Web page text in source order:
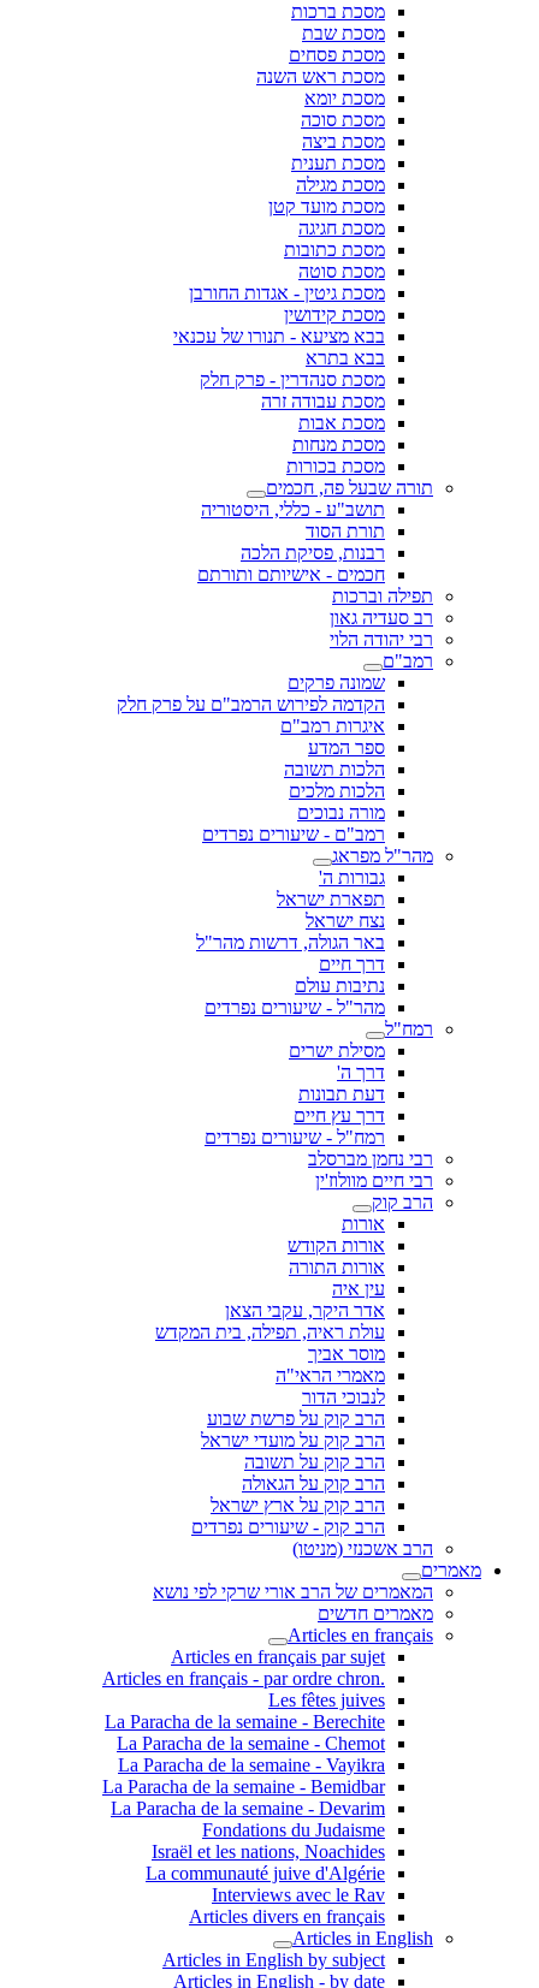
מסכת ברכות
מסכת שבת
מסכת פסחים
מסכת ראש השנה
מסכת יומא
מסכת סוכה
מסכת ביצה
מסכת תענית
מסכת מגילה
מסכת מועד קטן
מסכת חגיגה
מסכת כתובות
מסכת סוטה
מסכת גיטין - אגדות החורבן
מסכת קידושין
בבא מציעא - תנורו של עכנאי
בבא בתרא
מסכת סנהדרין - פרק חלק
מסכת עבודה זרה
מסכת אבות
מסכת מנחות
מסכת בכורות
תורה שבעל פה, חכמים
תושב"ע - כללי, היסטוריה
תורת הסוד
רבנות, פסיקת הלכה
חכמים - אישיותם ותורתם
תפילה וברכות
רב סעדיה גאון
רבי יהודה הלוי
רמב"ם
שמונה פרקים
הקדמה לפירוש הרמב"ם על פרק חלק
איגרות רמב"ם
ספר המדע
הלכות תשובה
הלכות מלכים
מורה נבוכים
רמב"ם - שיעורים נפרדים
מהר"ל מפראג
גבורות ה'
תפארת ישראל
נצח ישראל
באר הגולה, דרשות מהר"ל
דרך חיים
נתיבות עולם
מהר"ל - שיעורים נפרדים
רמח"ל
מסילת ישרים
דרך ה'
דעת תבונות
דרך עץ חיים
רמח"ל - שיעורים נפרדים
רבי נחמן מברסלב
רבי חיים מוולוז'ין
הרב קוק
אורות
אורות הקודש
אורות התורה
עין איה
אדר היקר, עקבי הצאן
עולת ראיה, תפילה, בית המקדש
מוסר אביך
מאמרי הראי"ה
לנבוכי הדור
הרב קוק על פרשת שבוע
הרב קוק על מועדי ישראל
הרב קוק על תשובה
הרב קוק על הגאולה
הרב קוק על ארץ ישראל
הרב קוק - שיעורים נפרדים
הרב אשכנזי (מניטו)
מאמרים
המאמרים של הרב אורי שרקי לפי נושא
מאמרים חדשים
Articles en français
Articles en français par sujet
.Articles en français - par ordre chron
Les fêtes juives
La Paracha de la semaine - Berechite
La Paracha de la semaine - Chemot
La Paracha de la semaine - Vayikra
La Paracha de la semaine - Bemidbar
La Paracha de la semaine - Devarim
Fondations du Judaisme
Israël et les nations, Noachides
La communauté juive d'Algérie
Interviews avec le Rav
Articles divers en français
Articles in English
Articles in English by subject
Articles in English - by date